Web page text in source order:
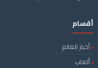
أقسام
أخبار العالم
ألعاب